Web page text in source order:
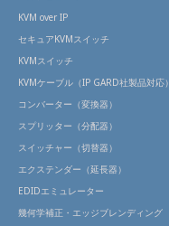
KVM over IP
セキュアKVMスイッチ
KVMスイッチ
KVMケーブル（IP GARD社製品対応）
コンバーター（変換器）
スプリッター（分配器）
スイッチャー（切替器）
エクステンダー（延長器）
EDIDエミュレーター
幾何学補正・エッジブレンディング